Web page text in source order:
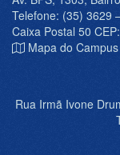
Telefone: (35) 3629
Caixa Postal 50
Mapa do Campus
Rua Irmã Ivone